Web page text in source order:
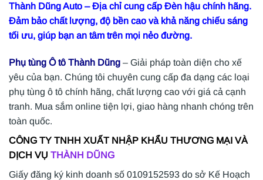
Thành Dũng Auto – Địa chỉ cung cấp Đèn hậu chính hãng.
Đảm bảo chất lượng, độ bền cao và khả năng chiếu sáng
tối ưu, giúp bạn an tâm trên mọi nẻo đường.
Phụ tùng Ô tô Thành Dũng – Giải pháp toàn diện cho xế
yêu của bạn. Chúng tôi chuyên cung cấp đa dạng các loại
phụ tùng ô tô chính hãng, chất lượng cao với giá cả cạnh
tranh. Mua sắm online tiện lợi, giao hàng nhanh chóng trên
toàn quốc.
CÔNG TY TNHH XUẤT NHẬP KHẨU THƯƠNG MẠI VÀ
DỊCH VỤ THÀNH DŨNG
Giấy đăng ký kinh doanh số 0109152593 do sở Kế Hoạch